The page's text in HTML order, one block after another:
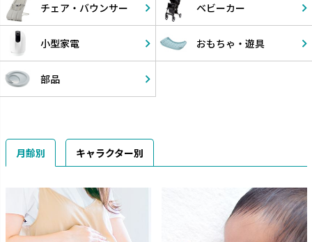
チェア・ バウンサー ベビーカー
小型家電 おもちゃ・ 遊具
部品
月齢別 キャラクター別